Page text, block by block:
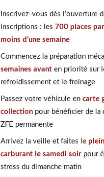
Inscrivez-vous dès l’ouverture
inscriptions : les 700 places
moins d’une semaine
Commencez la préparation
semaines avant en priorité sur
refroidissement et le freinage
Passez votre véhicule en carte
collection pour bénéficier de la
ZFE permanente
Arrivez la veille et faites le
carburant le samedi soir pour
stress du dimanche matin